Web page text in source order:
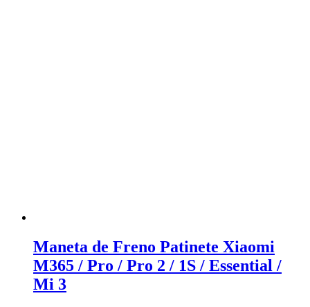
Maneta de Freno Patinete Xiaomi
M365 / Pro / Pro 2 / 1S / Essential /
Mi 3